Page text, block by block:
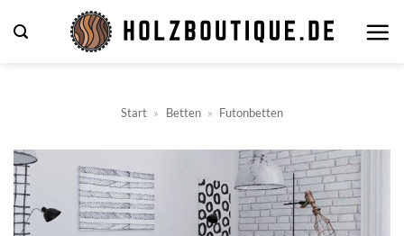
Inhalt
Start » Betten » Futonbetten